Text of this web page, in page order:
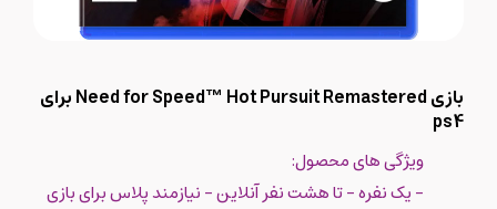
بازی Need for Speed™ Hot Pursuit Remastered برای
ps4
ویژگی های محصول:
- یک نفره - تا هشت نفر آنلاین - نیازمند پلاس برای بازی